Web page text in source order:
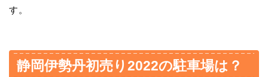
す。
静岡伊勢丹初売り2022の駐車場は？